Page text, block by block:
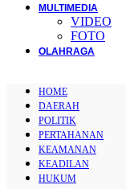
MULTIMEDIA
VIDEO
FOTO
OLAHRAGA
HOME
DAERAH
POLITIK
PERTAHANAN
KEAMANAN
KEADILAN
HUKUM